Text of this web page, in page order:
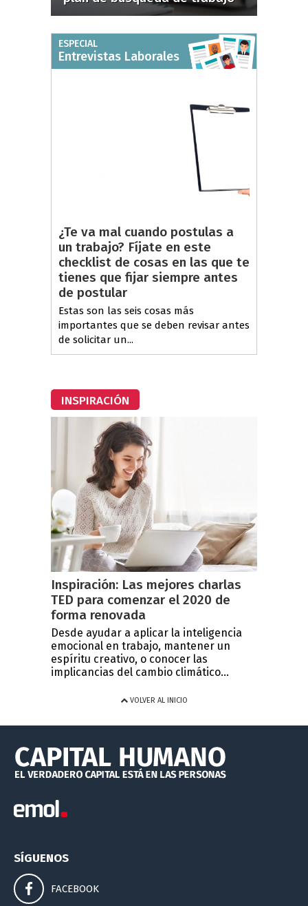
ESPECIAL
Entrevistas Laborales
¿Te va mal cuando postulas a
un trabajo? Fíjate en este
checklist de cosas en las que te
tienes que fijar siempre antes
de postular
Estas son las seis cosas más
importantes que se deben revisar antes
de solicitar un...
INSPIRACIÓN
Inspiración: Las mejores charlas
TED para comenzar el 2020 de
forma renovada
Desde ayudar a aplicar la inteligencia
emocional en trabajo, mantener un
espíritu creativo, o conocer las
implicancias del cambio climático...
VOLVER AL INICIO
SÍGUENOS
FACEBOOK